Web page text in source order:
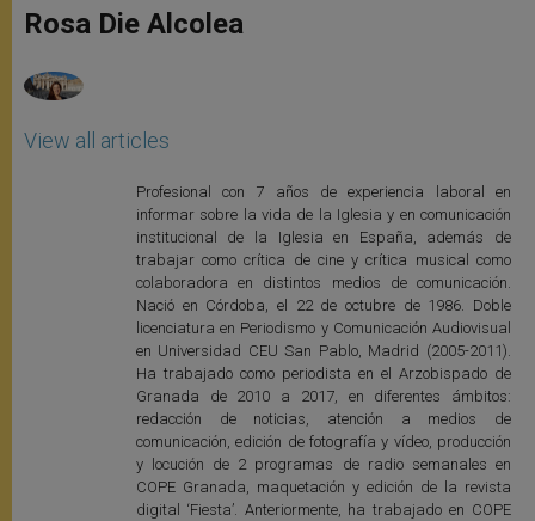
p
p
g
e
o
k
r
Rosa Die Alcolea
View all articles
Profesional con 7 años de experiencia laboral en
informar sobre la vida de la Iglesia y en comunicación
institucional de la Iglesia en España, además de
trabajar como crítica de cine y crítica musical como
colaboradora en distintos medios de comunicación.
Nació en Córdoba, el 22 de octubre de 1986. Doble
licenciatura en Periodismo y Comunicación Audiovisual
en Universidad CEU San Pablo, Madrid (2005-2011).
Ha trabajado como periodista en el Arzobispado de
Granada de 2010 a 2017, en diferentes ámbitos:
redacción de noticias, atención a medios de
comunicación, edición de fotografía y vídeo, producción
y locución de 2 programas de radio semanales en
COPE Granada, maquetación y edición de la revista
digital ‘Fiesta’. Anteriormente, ha trabajado en COPE